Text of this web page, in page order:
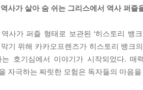
사가 살아 숨 쉬는 그리스에서 역사 퍼즐
사가 퍼즐 형태로 보관된 ‘히스토리 뱅
기 위해 카카오프렌즈가 히스토리 뱅크
는 호기심에서 이야기가 시작되었다.
자극하는 짜릿한 모험은 독자들의 마음